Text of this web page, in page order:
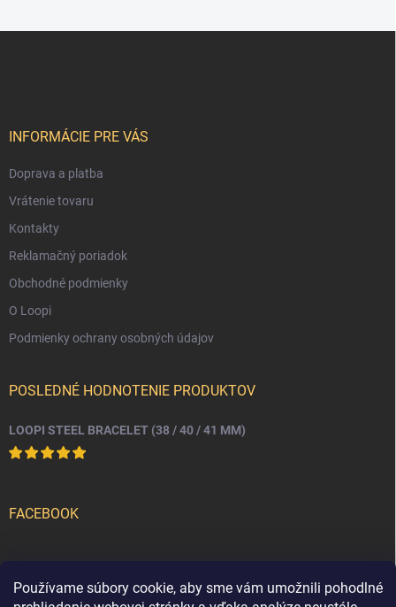
Používame súbory cookie, aby sme vám umožnili pohodlné
INFORMÁCIE PRE VÁS
Doprava a platba
Vrátenie tovaru
Kontakty
Reklamačný poriadok
Obchodné podmienky
O Loopi
Podmienky ochrany osobných údajov
POSLEDNÉ HODNOTENIE PRODUKTOV
LOOPI STEEL BRACELET (38 / 40 / 41 MM)
FACEBOOK
PRIJÍMAME ONLINE PLATBY